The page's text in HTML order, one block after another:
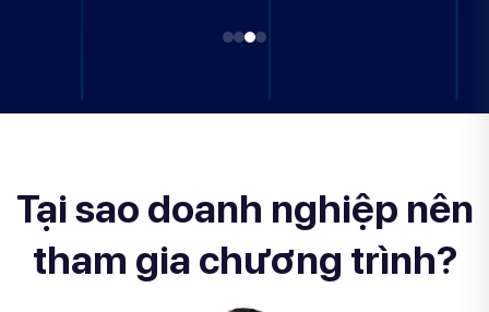
Tại sao doanh nghiệp nên
tham gia chương trình?